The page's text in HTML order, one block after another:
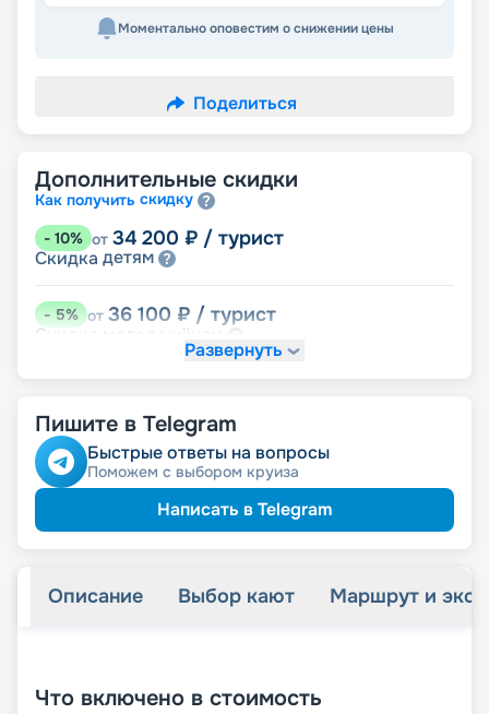
Моментально оповестим о снижении цены
Поделиться
Дополнительные скидки
Как получить скидку
- 10% от 34 200 ₽ / турист
Скидка детям
-5% от 36 100 ₽ / турист
Скидка
молодожёнам
пенсионерамРазвернуть
Пишите в Telegram
Быстрые ответы на вопросы
Поможем с выбором круиза
Написать в Telegram
Описание Выбор кают Маршрут и
Что включено в стоимость